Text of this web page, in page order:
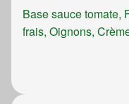
Base sauce tomate,
frais, Oignons,